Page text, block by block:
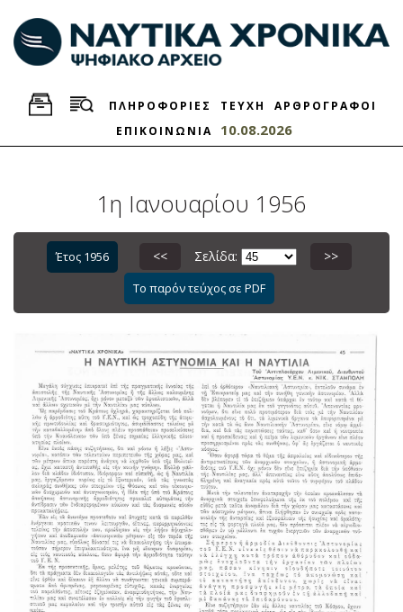
ΠΛΗΡΟΦΟΡΙΕΣ ΤΕΥΧΗ
ΑΡΘΡΟΓΡΑΦΟΙ
ΕΠΙΚΟΙΝΩΝΙΑ
10.08.2026
1η Ιανουαρίου 1956
Έτος 1956 << Σελίδα: >>
Το παρόν τεύχος σε PDF